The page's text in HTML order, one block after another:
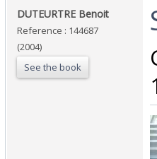
‎DUTEURTRE Benoit ‎
Reference : 144687
(2004)
See the book